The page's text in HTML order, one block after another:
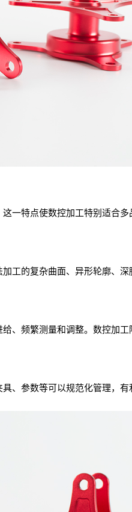
一特点使数控加工特别适合
工的复杂曲面、异形轮廓、
、频繁测量和调整。数控加
、参数等可以规范化管理，有